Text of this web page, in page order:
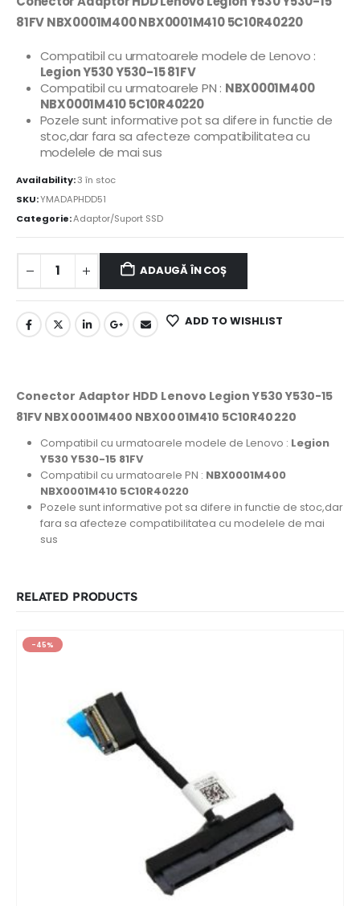
81FV NBX0001M400 NBX0001M410 5C10R40220
Compatibil cu urmatoarele modele de Lenovo :
Legion Y530 Y530-15 81FV
Compatibil cu urmatoarele PN : NBX0001M400
NBX0001M410 5C10R40220
Pozele sunt informative pot sa difere in functie de
stoc,dar fara sa afecteze compatibilitatea cu
modelele de mai sus
Availability:3 în stoc
SKU:YMADAPHDD51
Categorie:Adaptor/Suport SSD
ADAUGĂ ÎN COȘ
ADD TO WISHLIST
Conector Adaptor HDD Lenovo Legion Y530 Y530-15
81FV NBX0001M400 NBX0001M410 5C10R40220
Compatibil cu urmatoarele modele de Lenovo : Legion
Y530 Y530-15 81FV
Compatibil cu urmatoarele PN : NBX0001M400
NBX0001M410 5C10R40220
Pozele sunt informative pot sa difere in functie de stoc,dar
fara sa afecteze compatibilitatea cu modelele de mai
sus
RELATED PRODUCTS
-45%